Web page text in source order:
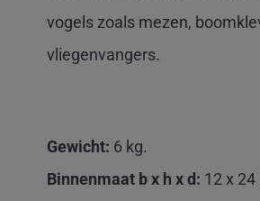
vogels zoals mezen,
vliegenvangers.
Gewicht: 6 kg.
Binnenmaat b x h x d: 12 x 24